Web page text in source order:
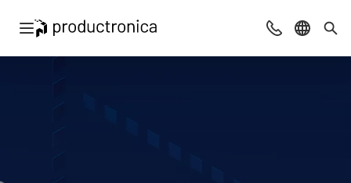
Navigation öffnen Beratung &
Sprache